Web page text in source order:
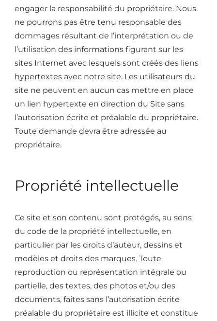
engager la responsabilité du propriétaire. Nous
ne pourrons pas être tenu responsable des
dommages résultant de l’interprétation ou de
l’utilisation des informations figurant sur les
sites Internet avec lesquels sont créés des liens
hypertextes avec notre site. Les utilisateurs du
site ne peuvent en aucun cas mettre en place
un lien hypertexte en direction du Site sans
l’autorisation écrite et préalable du propriétaire.
Toute demande devra être adressée au
propriétaire.
Propriété intellectuelle
Ce site et son contenu sont protégés, au sens
du code de la propriété intellectuelle, en
particulier par les droits d’auteur, dessins et
modèles et droits des marques. Toute
reproduction ou représentation intégrale ou
partielle, des textes, des photos et/ou des
documents, faites sans l’autorisation écrite
préalable du propriétaire est illicite et constitue